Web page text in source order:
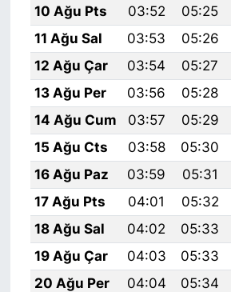
10 Ağu Pts
03:52 05:25
11 Ağu Sal
03:53 05:26
12 Ağu Çar
03:54 05:27
13 Ağu Per
03:56 05:28
14 Ağu Cum
03:57 05:29
15 Ağu Cts
03:58 05:30
16 Ağu Paz
03:59 05:31
17 Ağu Pts
04:01 05:32
18 Ağu Sal
04:02 05:33
19 Ağu Çar
04:03 05:33
20 Ağu Per
04:04 05:34